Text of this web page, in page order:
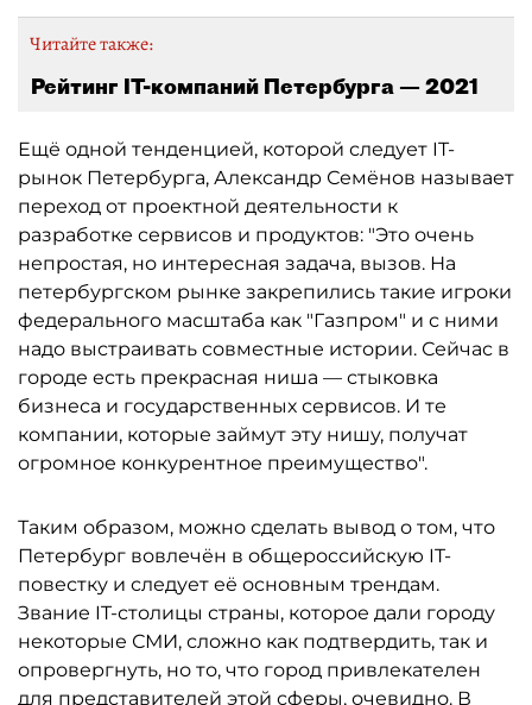
Читайте также:
Рейтинг IT-компаний Петербурга — 2021
Ещё одной тенденцией, которой следует IT-
рынок Петербурга, Александр Семёнов называет
переход от проектной деятельности к
разработке сервисов и продуктов: "Это очень
непростая, но интересная задача, вызов. На
петербургском рынке закрепились такие игроки
федерального масштаба как "Газпром" и с ними
надо выстраивать совместные истории. Сейчас в
городе есть прекрасная ниша — стыковка
бизнеса и государственных сервисов. И те
компании, которые займут эту нишу, получат
огромное конкурентное преимущество".
Таким образом, можно сделать вывод о том, что
Петербург вовлечён в общероссийскую IT-
повестку и следует её основным трендам.
Звание IT-столицы страны, которое дали городу
некоторые СМИ, сложно как подтвердить, так и
опровергнуть, но то, что город привлекателен
для представителей этой сферы, очевидно. В